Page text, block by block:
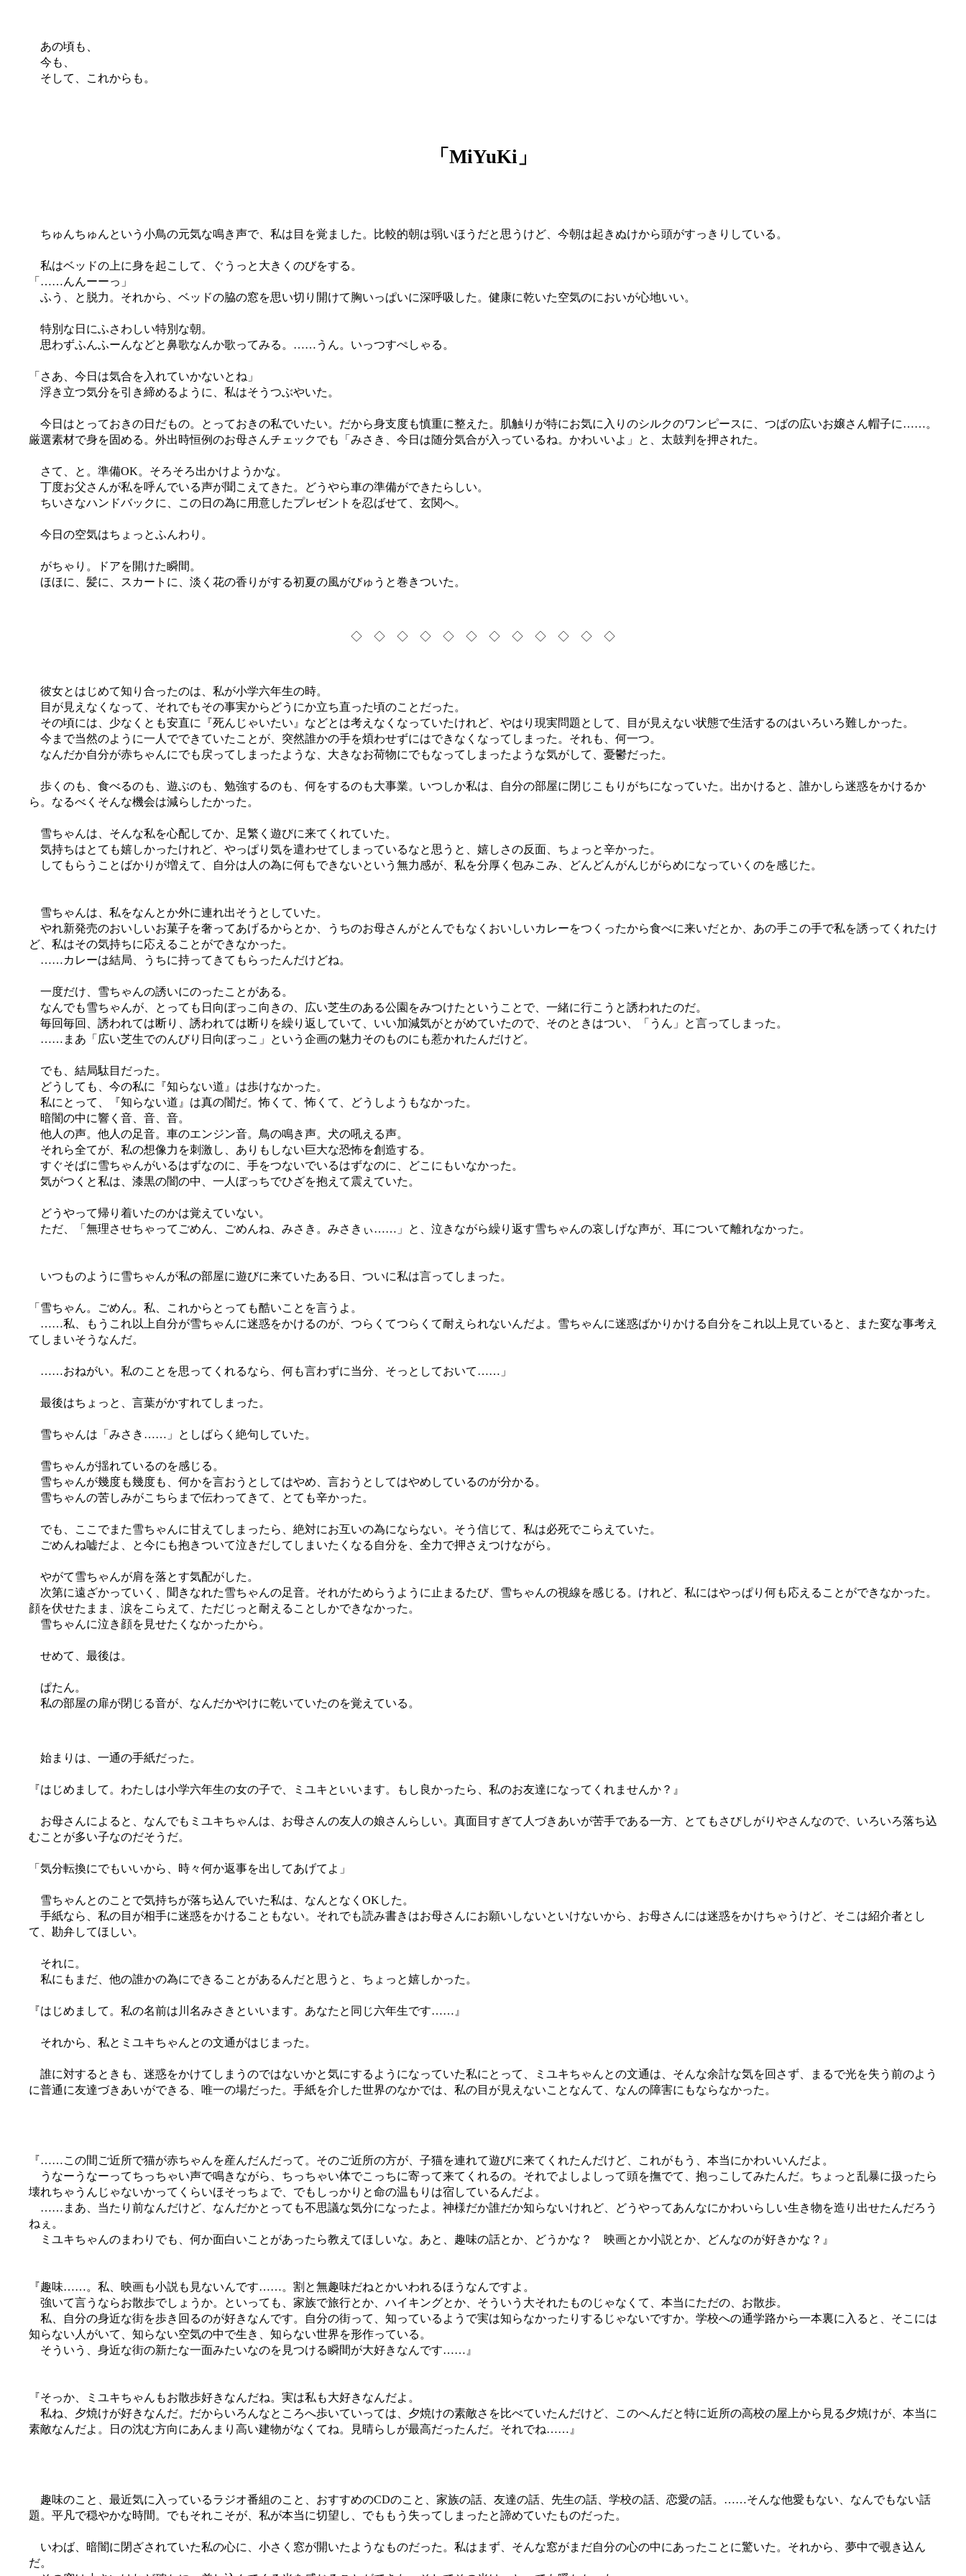
あの頃も、
今も、
そして、これからも。
「MiYuKi」
ちゅんちゅんという小鳥の元気な鳴き声で、私は目を覚ました。比較的朝は弱いほうだと思うけど、今朝は起きぬけから頭がすっきりしている。
私はベッドの上に身を起こして、ぐうっと大きくのびをする。
「……んんーーっ」
ふう、と脱力。それから、ベッドの脇の窓を思い切り開けて胸いっぱいに深呼吸した。健康に乾いた空気のにおいが心地いい。
特別な日にふさわしい特別な朝。
思わずふんふーんなどと鼻歌なんか歌ってみる。……うん。いっつすぺしゃる。
「さあ、今日は気合を入れていかないとね」
浮き立つ気分を引き締めるように、私はそうつぶやいた。
今日はとっておきの日だもの。とっておきの私でいたい。だから身支度も慎重に整えた。肌触りが特にお気に入りのシルクのワンピースに、つばの広いお嬢さん帽子に……。
厳選素材で身を固める。外出時恒例のお母さんチェックでも「みさき、今日は随分気合が入っているね。かわいいよ」と、太鼓判を押された。
さて、と。準備OK。そろそろ出かけようかな。
丁度お父さんが私を呼んでいる声が聞こえてきた。どうやら車の準備ができたらしい。
ちいさなハンドバックに、この日の為に用意したプレゼントを忍ばせて、玄関へ。
今日の空気はちょっとふんわり。
がちゃり。ドアを開けた瞬間。
ほほに、髪に、スカートに、淡く花の香りがする初夏の風がびゅうと巻きついた。
◇ ◇ ◇ ◇ ◇ ◇ ◇ ◇ ◇ ◇ ◇ ◇
彼女とはじめて知り合ったのは、私が小学六年生の時。
目が見えなくなって、それでもその事実からどうにか立ち直った頃のことだった。
その頃には、少なくとも安直に『死んじゃいたい』などとは考えなくなっていたけれど、やはり現実問題として、目が見えない状態で生活するのはいろいろ難しかった。
今まで当然のように一人でできていたことが、突然誰かの手を煩わせずにはできなくなってしまった。それも、何一つ。
なんだか自分が赤ちゃんにでも戻ってしまったような、大きなお荷物にでもなってしまったような気がして、憂鬱だった。
歩くのも、食べるのも、遊ぶのも、勉強するのも、何をするのも大事業。いつしか私は、自分の部屋に閉じこもりがちになっていた。出かけると、誰かしら迷惑をかけるか
ら。なるべくそんな機会は減らしたかった。
雪ちゃんは、そんな私を心配してか、足繁く遊びに来てくれていた。
気持ちはとても嬉しかったけれど、やっぱり気を遣わせてしまっているなと思うと、嬉しさの反面、ちょっと辛かった。
してもらうことばかりが増えて、自分は人の為に何もできないという無力感が、私を分厚く包みこみ、どんどんがんじがらめになっていくのを感じた。
雪ちゃんは、私をなんとか外に連れ出そうとしていた。
やれ新発売のおいしいお菓子を奢ってあげるからとか、うちのお母さんがとんでもなくおいしいカレーをつくったから食べに来いだとか、あの手この手で私を誘ってくれたけ
ど、私はその気持ちに応えることができなかった。
……カレーは結局、うちに持ってきてもらったんだけどね。
一度だけ、雪ちゃんの誘いにのったことがある。
なんでも雪ちゃんが、とっても日向ぼっこ向きの、広い芝生のある公園をみつけたということで、一緒に行こうと誘われたのだ。
毎回毎回、誘われては断り、誘われては断りを繰り返していて、いい加減気がとがめていたので、そのときはつい、「うん」と言ってしまった。
……まあ「広い芝生でのんびり日向ぼっこ」という企画の魅力そのものにも惹かれたんだけど。
でも、結局駄目だった。
どうしても、今の私に『知らない道』は歩けなかった。
私にとって、『知らない道』は真の闇だ。怖くて、怖くて、どうしようもなかった。
暗闇の中に響く音、音、音。
他人の声。他人の足音。車のエンジン音。鳥の鳴き声。犬の吼える声。
それら全てが、私の想像力を刺激し、ありもしない巨大な恐怖を創造する。
すぐそばに雪ちゃんがいるはずなのに、手をつないでいるはずなのに、どこにもいなかった。
気がつくと私は、漆黒の闇の中、一人ぼっちでひざを抱えて震えていた。
どうやって帰り着いたのかは覚えていない。
ただ、「無理させちゃってごめん、ごめんね、みさき。みさきぃ……」と、泣きながら繰り返す雪ちゃんの哀しげな声が、耳について離れなかった。
いつものように雪ちゃんが私の部屋に遊びに来ていたある日、ついに私は言ってしまった。
「雪ちゃん。ごめん。私、これからとっても酷いことを言うよ。
……私、もうこれ以上自分が雪ちゃんに迷惑をかけるのが、つらくてつらくて耐えられないんだよ。雪ちゃんに迷惑ばかりかける自分をこれ以上見ていると、また変な事考え
てしまいそうなんだ。
……おねがい。私のことを思ってくれるなら、何も言わずに当分、そっとしておいて……」
最後はちょっと、言葉がかすれてしまった。
雪ちゃんは「みさき……」としばらく絶句していた。
雪ちゃんが揺れているのを感じる。
雪ちゃんが幾度も幾度も、何かを言おうとしてはやめ、言おうとしてはやめしているのが分かる。
雪ちゃんの苦しみがこちらまで伝わってきて、とても辛かった。
でも、ここでまた雪ちゃんに甘えてしまったら、絶対にお互いの為にならない。そう信じて、私は必死でこらえていた。
ごめんね嘘だよ、と今にも抱きついて泣きだしてしまいたくなる自分を、全力で押さえつけながら。
やがて雪ちゃんが肩を落とす気配がした。
次第に遠ざかっていく、聞きなれた雪ちゃんの足音。それがためらうように止まるたび、雪ちゃんの視線を感じる。けれど、私にはやっぱり何も応えることができなかった。
顔を伏せたまま、涙をこらえて、ただじっと耐えることしかできなかった。
雪ちゃんに泣き顔を見せたくなかったから。
せめて、最後は。
ぱたん。
私の部屋の扉が閉じる音が、なんだかやけに乾いていたのを覚えている。
始まりは、一通の手紙だった。
『はじめまして。わたしは小学六年生の女の子で、ミユキといいます。もし良かったら、私のお友達になってくれませんか？』
お母さんによると、なんでもミユキちゃんは、お母さんの友人の娘さんらしい。真面目すぎて人づきあいが苦手である一方、とてもさびしがりやさんなので、いろいろ落ち込
むことが多い子なのだそうだ。
「気分転換にでもいいから、時々何か返事を出してあげてよ」
雪ちゃんとのことで気持ちが落ち込んでいた私は、なんとなくOKした。
手紙なら、私の目が相手に迷惑をかけることもない。それでも読み書きはお母さんにお願いしないといけないから、お母さんには迷惑をかけちゃうけど、そこは紹介者とし
て、勘弁してほしい。
それに。
私にもまだ、他の誰かの為にできることがあるんだと思うと、ちょっと嬉しかった。
『はじめまして。私の名前は川名みさきといいます。あなたと同じ六年生です……』
それから、私とミユキちゃんとの文通がはじまった。
誰に対するときも、迷惑をかけてしまうのではないかと気にするようになっていた私にとって、ミユキちゃんとの文通は、そんな余計な気を回さず、まるで光を失う前のよう
に普通に友達づきあいができる、唯一の場だった。手紙を介した世界のなかでは、私の目が見えないことなんて、なんの障害にもならなかった。
『……この間ご近所で猫が赤ちゃんを産んだんだって。そのご近所の方が、子猫を連れて遊びに来てくれたんだけど、これがもう、本当にかわいいんだよ。
うなーうなーってちっちゃい声で鳴きながら、ちっちゃい体でこっちに寄って来てくれるの。それでよしよしって頭を撫でて、抱っこしてみたんだ。ちょっと乱暴に扱ったら
壊れちゃうんじゃないかってくらいほそっちょで、でもしっかりと命の温もりは宿しているんだよ。
……まあ、当たり前なんだけど、なんだかとっても不思議な気分になったよ。神様だか誰だか知らないけれど、どうやってあんなにかわいらしい生き物を造り出せたんだろう
ねぇ。
ミユキちゃんのまわりでも、何か面白いことがあったら教えてほしいな。あと、趣味の話とか、どうかな？ 映画とか小説とか、どんなのが好きかな？』
『趣味……。私、映画も小説も見ないんです……。割と無趣味だねとかいわれるほうなんですよ。
強いて言うならお散歩でしょうか。といっても、家族で旅行とか、ハイキングとか、そういう大それたものじゃなくて、本当にただの、お散歩。
私、自分の身近な街を歩き回るのが好きなんです。自分の街って、知っているようで実は知らなかったりするじゃないですか。学校への通学路から一本裏に入ると、そこには
知らない人がいて、知らない空気の中で生き、知らない世界を形作っている。
そういう、身近な街の新たな一面みたいなのを見つける瞬間が大好きなんです……』
『そっか、ミユキちゃんもお散歩好きなんだね。実は私も大好きなんだよ。
私ね、夕焼けが好きなんだ。だからいろんなところへ歩いていっては、夕焼けの素敵さを比べていたんだけど、このへんだと特に近所の高校の屋上から見る夕焼けが、本当に
素敵なんだよ。日の沈む方向にあんまり高い建物がなくてね。見晴らしが最高だったんだ。それでね……』
趣味のこと、最近気に入っているラジオ番組のこと、おすすめのCDのこと、家族の話、友達の話、先生の話、学校の話、恋愛の話。……そんな他愛もない、なんでもない話
題。平凡で穏やかな時間。でもそれこそが、私が本当に切望し、でももう失ってしまったと諦めていたものだった。
いわば、暗闇に閉ざされていた私の心に、小さく窓が開いたようなものだった。私はまず、そんな窓がまだ自分の心の中にあったことに驚いた。それから、夢中で覗き込ん
だ。